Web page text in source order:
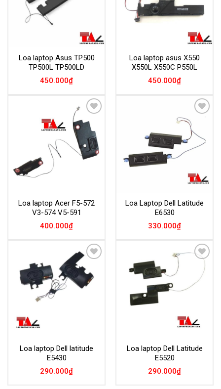
Loa laptop Asus TP500
TP500L TP500LD
450.000₫
Loa laptop asus X550
X550L X550C P550L
450.000₫
Add to
Wishlist
Loa laptop Acer F5-572
V3-574 V5-591
400.000₫
Add to
Wishlist
Loa Laptop Dell Latitude
E6530
330.000₫
Add to
Wishlist
Loa laptop Dell latitude
E5430
290.000₫
Wishlist
Loa laptop Dell Latitude
E5520
290.000₫